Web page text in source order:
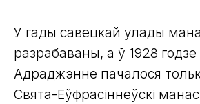
У гады савецкай улады
разрабаваны, а ў 1928
Адраджэнне пачалося
Свята-Еўфрасіннеўскі